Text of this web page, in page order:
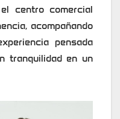
centro comercial
acompañando
pensada
tranquilidad en un